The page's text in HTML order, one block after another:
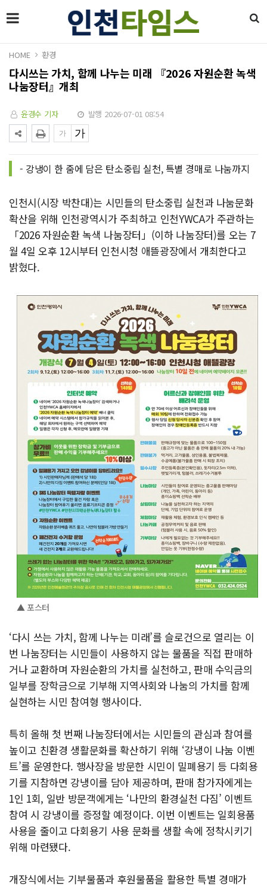
HOME 환경
다시쓰는 가치, 함께 나누는 미래 『2026 자원순환 녹색
나눔장터』개최
윤경수 기자 발행 2026-07-01 08:54
- 강냉이 한 줌에 담은 탄소중립 실천, 특별 경매로 나눔까지
인천시(시장 박찬대)는 시민들의 탄소중립 실천과 나눔문화
확산을 위해 인천광역시가 주최하고 인천YWCA가 주관하는
「2026 자원순환 녹색 나눔장터」(이하 나눔장터)를 오는 7
월 4일 오후 12시부터 인천시청 애뜰광장에서 개최한다고
밝혔다.
▲ 포스터
‘다시 쓰는 가치, 함께 나누는 미래’를 슬로건으로 열리는 이
번 나눔장터는 시민들이 사용하지 않는 물품을 직접 판매하
거나 교환하며 자원순환의 가치를 실천하고, 판매 수익금의
일부를 장학금으로 기부해 지역사회와 나눔의 가치를 함께
실현하는 시민 참여형 행사이다.
특히 올해 첫 번째 나눔장터에서는 시민들의 관심과 참여를
높이고 친환경 생활문화를 확산하기 위해 ‘강냉이 나눔 이벤
트’를 운영한다. 행사장을 방문한 시민이 밀폐용기 등 다회용
기를 지참하면 강냉이를 담아 제공하며, 판매 참가자에게는
1인 1회, 일반 방문객에게는 ‘나만의 환경실천 다짐’ 이벤트
참여 시 강냉이를 증정할 예정이다. 이번 이벤트는 일회용품
사용을 줄이고 다회용기 사용 문화를 생활 속에 정착시키기
위해 마련됐다.
개장식에서는 기부물품과 후원물품을 활용한 특별 경매가